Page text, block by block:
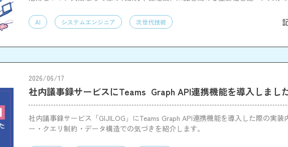
AI システムエンジニア 次世代技術
2026/06/17
社内議事録サービスにTeams Graph API連携機能を導入しまし
社内議事録サービス「GIJILOG」にTeams Graph API連携機能を導入した際の実装
ー・クエリ制約・データ構造での気づきを紹介します。